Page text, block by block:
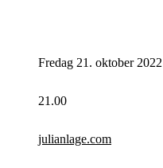
Fredag 21. oktober 2022
21.00
julianlage.com